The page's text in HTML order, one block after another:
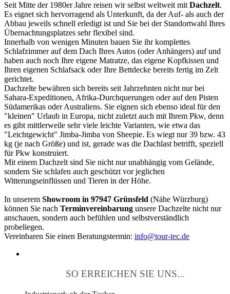
Seit Mitte der 1980er Jahre reisen wir selbst weltweit mit Dachzelt.
Es eignet sich hervorragend als Unterkunft, da der Auf- als auch der
Abbau jeweils schnell erledigt ist und Sie bei der Standortwahl Ihres
Übernachtungsplatzes sehr flexibel sind.
Innerhalb von wenigen Minuten bauen Sie ihr komplettes
Schlafzimmer auf dem Dach Ihres Autos (oder Anhängers) auf und
haben auch noch Ihre eigene Matratze, das eigene Kopfkissen und
Ihren eigenen Schlafsack oder Ihre Bettdecke bereits fertig im Zelt
gerichtet.
Dachzelte bewähren sich bereits seit Jahrzehnten nicht nur bei
Sahara-Expeditionen, Afrika-Durchquerungen oder auf den Pisten
Südamerikas oder Australiens. Sie eignen sich ebenso ideal für den
"kleinen" Urlaub in Europa, nicht zuletzt auch mit Ihrem Pkw, denn
es gibt mittlerweile sehr viele leichte Varianten, wie etwa das
"Leichtgewicht" Jimba-Jimba von Sheepie. Es wiegt nur 39 bzw. 43
kg (je nach Größe) und ist, gerade was die Dachlast betrifft, speziell
für Pkw konstruiert.
Mit einem Dachzelt sind Sie nicht nur unabhängig vom Gelände,
sondern Sie schlafen auch geschützt vor jeglichen
Witterungseinflüssen und Tieren in der Höhe.
In unserem Showroom in 97947 Grünsfeld (Nähe Würzburg)
können Sie nach Terminvereinbarung unsere Dachzelte nicht nur
anschauen, sondern auch befühlen und selbstverständlich
probeliegen.
Vereinbaren Sie einen Beratungstermin: info@tour-tec.de
SO ERREICHEN SIE UNS...